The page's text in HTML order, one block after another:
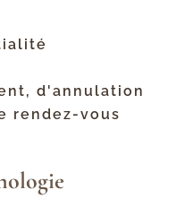
d'annulation
rendez-vous